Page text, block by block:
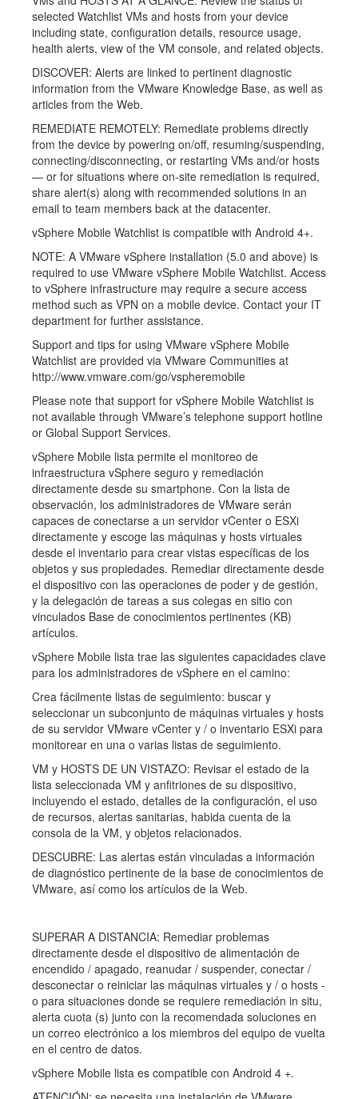
selected Watchlist VMs and hosts from your device
including state, configuration details, resource usage,
health alerts, view of the VM console, and related objects.
DISCOVER: Alerts are linked to pertinent diagnostic
information from the VMware Knowledge Base, as well as
articles from the Web.
REMEDIATE REMOTELY: Remediate problems directly
from the device by powering on/off, resuming/suspending,
connecting/disconnecting, or restarting VMs and/or hosts
— or for situations where on-site remediation is required,
share alert(s) along with recommended solutions in an
email to team members back at the datacenter.
vSphere Mobile Watchlist is compatible with Android 4+.
NOTE: A VMware vSphere installation (5.0 and above) is
required to use VMware vSphere Mobile Watchlist. Access
to vSphere infrastructure may require a secure access
method such as VPN on a mobile device. Contact your IT
department for further assistance.
Support and tips for using VMware vSphere Mobile
Watchlist are provided via VMware Communities at
http://www.vmware.com/go/vspheremobile
Please note that support for vSphere Mobile Watchlist is
not available through VMware’s telephone support hotline
or Global Support Services.
vSphere Mobile lista permite el monitoreo de
infraestructura vSphere seguro y remediación
directamente desde su smartphone. Con la lista de
observación, los administradores de VMware serán
capaces de conectarse a un servidor vCenter o ESXi
directamente y escoge las máquinas y hosts virtuales
desde el inventario para crear vistas específicas de los
objetos y sus propiedades. Remediar directamente desde
el dispositivo con las operaciones de poder y de gestión,
y la delegación de tareas a sus colegas en sitio con
vinculados Base de conocimientos pertinentes (KB)
artículos.
vSphere Mobile lista trae las siguientes capacidades clave
para los administradores de vSphere en el camino:
Crea fácilmente listas de seguimiento: buscar y
seleccionar un subconjunto de máquinas virtuales y hosts
de su servidor VMware vCenter y / o inventario ESXi para
monitorear en una o varias listas de seguimiento.
VM y HOSTS DE UN VISTAZO: Revisar el estado de la
lista seleccionada VM y anfitriones de su dispositivo,
incluyendo el estado, detalles de la configuración, el uso
de recursos, alertas sanitarias, habida cuenta de la
consola de la VM, y objetos relacionados.
DESCUBRE: Las alertas están vinculadas a información
de diagnóstico pertinente de la base de conocimientos de
VMware, así como los artículos de la Web.
SUPERAR A DISTANCIA: Remediar problemas
directamente desde el dispositivo de alimentación de
encendido / apagado, reanudar / suspender, conectar /
desconectar o reiniciar las máquinas virtuales y / o hosts -
o para situaciones donde se requiere remediación in situ,
alerta cuota (s) junto con la recomendada soluciones en
un correo electrónico a los miembros del equipo de vuelta
en el centro de datos.
vSphere Mobile lista es compatible con Android 4 +.